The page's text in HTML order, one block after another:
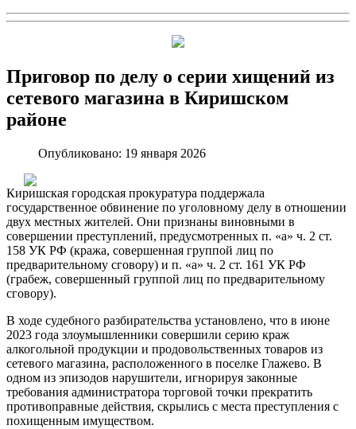
Приговор по делу о серии хищений из
сетевого магазина в Киришском
районе
Опубликовано: 19 января 2026
Киришская городская прокуратура поддержала
государственное обвинение по уголовному делу в отношении
двух местных жителей. Они признаны виновными в
совершении преступлений, предусмотренных п. «а» ч. 2 ст.
158 УК РФ (кража, совершенная группой лиц по
предварительному сговору) и п. «а» ч. 2 ст. 161 УК РФ
(грабеж, совершенный группой лиц по предварительному
сговору).
В ходе судебного разбирательства установлено, что в июне
2023 года злоумышленники совершили серию краж
алкогольной продукции и продовольственных товаров из
сетевого магазина, расположенного в поселке Глажево. В
одном из эпизодов нарушители, игнорируя законные
требования администратора торговой точки прекратить
противоправные действия, скрылись с места преступления с
похищенным имуществом.